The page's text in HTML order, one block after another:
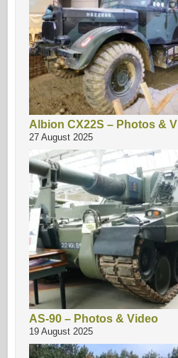
Albion CX22S – Photos &
27 August 2025
AS-90 – Photos & Video
19 August 2025